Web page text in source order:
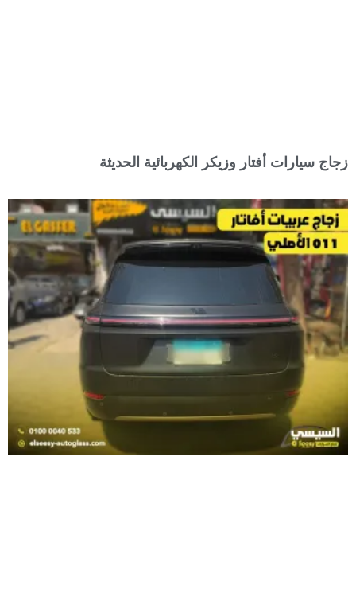
زجاج سيارات أفتار وزيكر الكهربائية الحديثة